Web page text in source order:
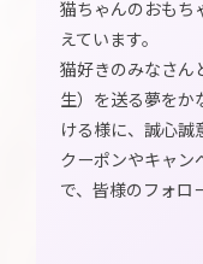
猫ちゃんのおもち
えています。
猫好きのみなさん
生）を送る夢をか
ける様に、誠心誠
クーポンやキャン
で、皆様のフォロ